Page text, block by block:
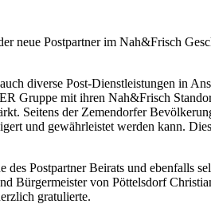
neue Postpartner im Nah&Frisch
diverse Post-Dienstleistungen in
Gruppe mit ihren Nah&Frisch
Seitens der Zemendorfer
und gewährleistet werden kann.
Postpartner Beirats und ebenfalls
Bürgermeister von Pöttelsdorf
gratulierte.